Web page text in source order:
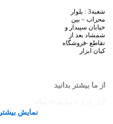
شعبه3 : بلوار
محراب – بین
خیابان سپیدار و
شمشاد بعد از
تقاطع -فروشگاه
کیان ابزار
از ما بیشتر بدانید
نمایش بیشتر